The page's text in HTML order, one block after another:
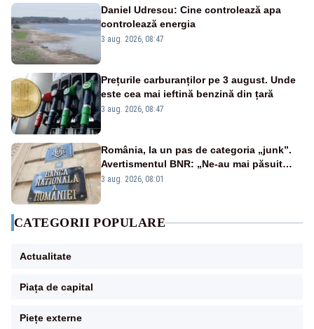
Daniel Udrescu: Cine controlează apa
controlează energia
3 aug. 2026, 08:47
Prețurile carburanților pe 3 august. Unde
este cea mai ieftină benzină din țară
3 aug. 2026, 08:47
România, la un pas de categoria „junk”.
Avertismentul BNR: „Ne-au mai păsuit
pentru câteva luni”
3 aug. 2026, 08:01
CATEGORII POPULARE
Actualitate
Piața de capital
Piețe externe